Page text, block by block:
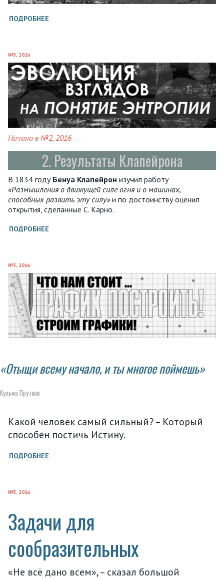
ПОДРОБНЕЕ
№3, 2016
Начало в №2, 2016
2. Результаты Клапейрона
В 1834 году Бенуа Клапейрон изучил работу
«Размышления о движущей силе огня и о машинах,
способных развить эту силу» и по достоинству оценил
открытия, сделанные С. Карно.
ПОДРОБНЕЕ
№3, 2016
«Отыщи всему начало, и ты многое поймешь»
Кузьма Прутков
Какой человек самый сильный? – Который
способен постичь Истину.
ПОДРОБНЕЕ
№3, 2016
Задачи для
сообразительных
«Не всё дано всем», – сказал большой